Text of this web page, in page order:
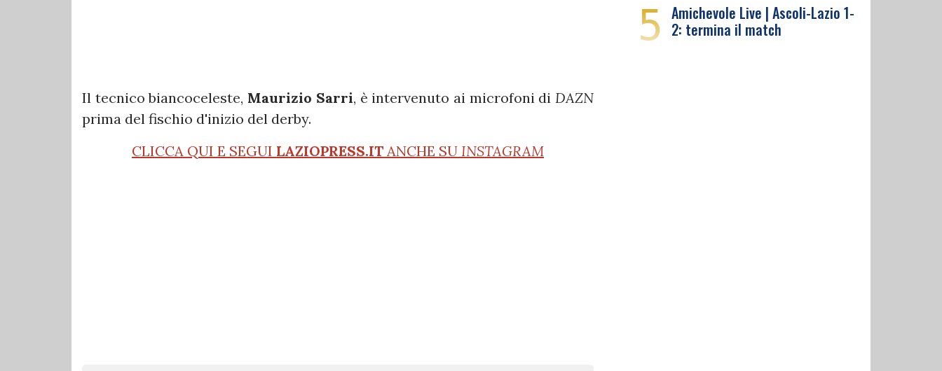
Il tecnico biancoceleste, Maurizio Sarri, è intervenuto ai microfoni di DAZN
prima del fischio d'inizio del derby.
CLICCA QUI E SEGUI LAZIOPRESS.IT ANCHE SU INSTAGRAM
5 Amichevole Live | Ascoli-Lazio 1-
2: termina il match